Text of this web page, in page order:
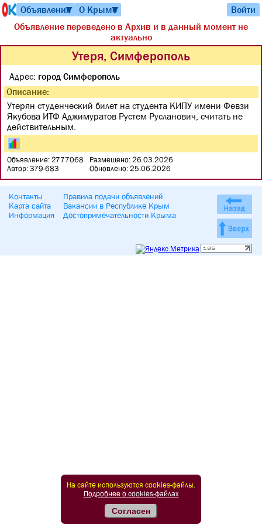
Объявления
▼ О Крыме
▼
Войти
Объявление переведено в Архив и в данный момент не
актуально
Утеря, Симферополь
Адрес: город Симферополь
Описание:
Утерян студенческий билет на студента КИПУ имени Февзи
Якубова ИТФ Аджимуратов Рустем Русланович, считать не
действительным.
Объявление: 2777068
Автор: 379-683
Размещено: 26.03.2026
Обновлено: 25.06.2026
Контакты
Карта сайта
Информация
Правила подачи объявлений
Вакансии в Республике Крым
Достопримечательности Крыма
На сайте используются cookies-файлы.
Подробнее о cookies-файлах
Согласен